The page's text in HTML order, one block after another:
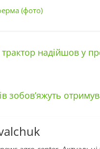
(фото)
надійшов у
зобов’яжуть